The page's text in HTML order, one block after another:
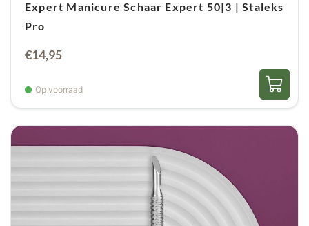
Expert Manicure Schaar Expert 50|3 | Staleks
Pro
€14,95
Op voorraad